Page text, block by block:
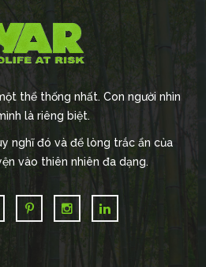
thể thống nhất. Con người nhìn
là riêng biệt.
nghĩ đó và để lòng trắc ẩn của
vào thiên nhiên đa dạng.